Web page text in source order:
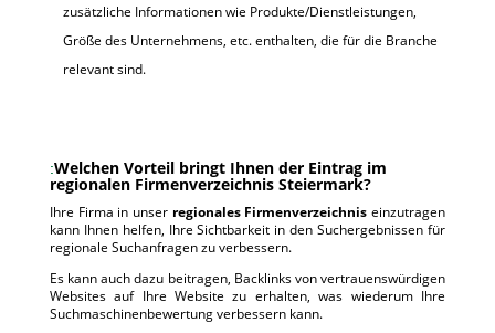
zusätzliche Informationen wie Produkte/Dienstleistungen,
Größe des Unternehmens, etc. enthalten, die für die Branche
relevant sind.
Welchen Vorteil bringt Ihnen der Eintrag im
regionalen Firmenverzeichnis Steiermark?
Ihre Firma in unser regionales Firmenverzeichnis einzutragen
kann Ihnen helfen, Ihre Sichtbarkeit in den Suchergebnissen für
regionale Suchanfragen zu verbessern.
Es kann auch dazu beitragen, Backlinks von vertrauenswürdigen
Websites auf Ihre Website zu erhalten, was wiederum Ihre
Suchmaschinenbewertung verbessern kann.